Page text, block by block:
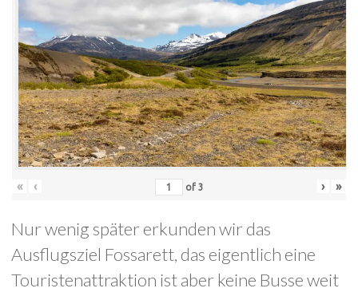
« ‹ of 3 › »
Nur wenig später erkunden wir das
Ausflugsziel Fossarett, das eigentlich eine
Touristenattraktion ist aber keine Busse weit